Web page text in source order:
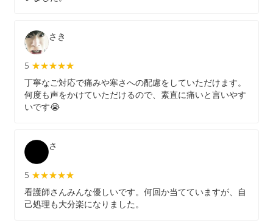
さき
5 ★★★★★
★★★★★
丁寧なご対応で痛みや寒さへの配慮をしていただけます。
何度も声をかけていただけるので、素直に痛いと言いやす
いです😭
さ
5 ★★★★★
★★★★★
看護師さんみんな優しいです。何回か当てていますが、自
己処理も大分楽になりました。